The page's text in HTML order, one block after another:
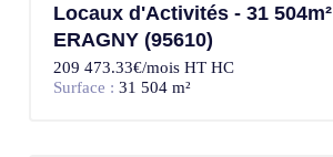
Locaux d'Activités - 31 504m²
ERAGNY (95610)
209 473.33€/mois HT HC
Surface : 31 504 m²